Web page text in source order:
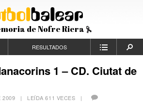
de Nofre Riera
RESULTADOS
1 – CD. Ciutat de
2009 | LEÍDA 611 VECES |